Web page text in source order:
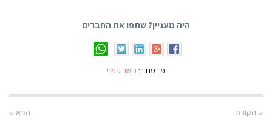
היה מעניין? שתפו את החברים
פורסם ב: כושר גופני
« הקודם הבא »